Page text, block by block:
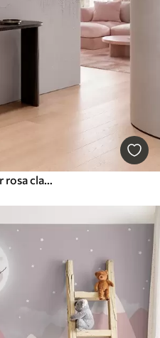
Un paisaje montañoso de color rosa claro y con textura, con un lago que parece un espejo